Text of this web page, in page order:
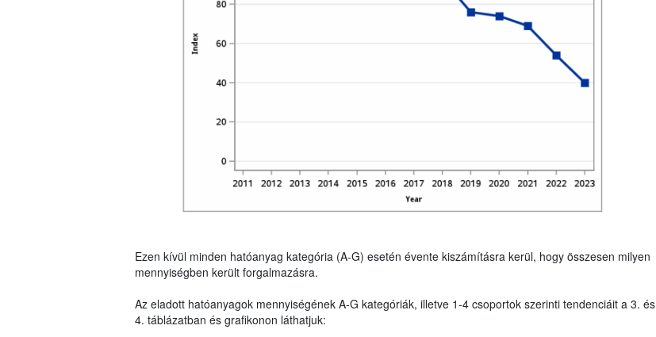
Ezen kívül minden hatóanyag kategória (A-G) esetén évente kiszámításra kerül, hogy összesen milyen
mennyiségben került forgalmazásra.
Az eladott hatóanyagok mennyiségének A-G kategóriák, illetve 1-4 csoportok szerinti tendenciáit a 3. és
4. táblázatban és grafikonon láthatjuk: